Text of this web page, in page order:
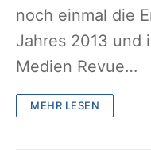
noch einmal die
Jahres 2013 und
Medien Revue…
MEHR LESEN